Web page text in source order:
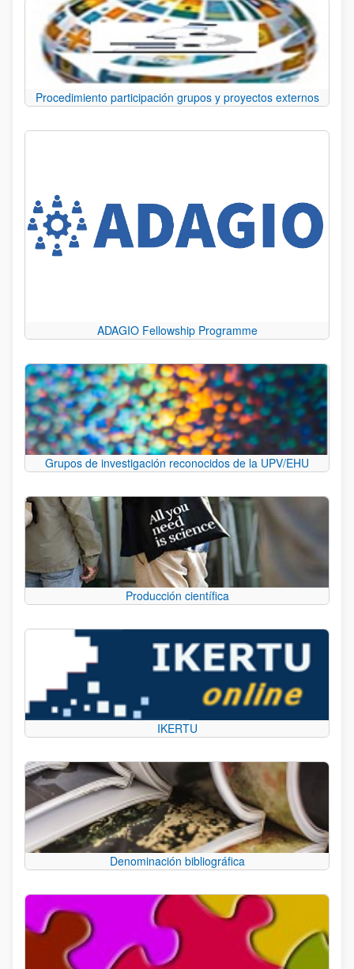
Procedimiento participación grupos y proyectos externos
ADAGIO Fellowship Programme
Grupos de investigación reconocidos de la UPV/EHU
Producción científica
IKERTU
Denominación bibliográfica